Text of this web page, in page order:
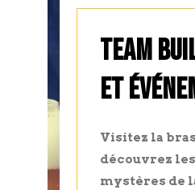
TEAM
ET
Visitez la
découvrez les
mystères de